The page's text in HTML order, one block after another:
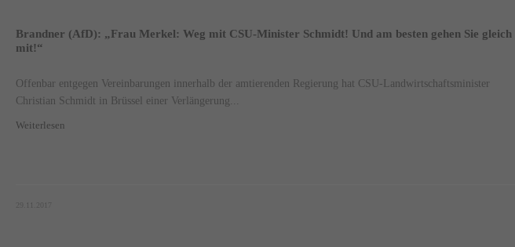
Brandner (AfD): „Frau Merkel: Weg mit CSU-Minister Schmidt! Und am besten gehen Sie gleich
mit!“
Offenbar entgegen Vereinbarungen innerhalb der amtierenden Regierung hat CSU-Landwirtschaftsminister
Christian Schmidt in Brüssel einer Verlängerung...
Weiterlesen